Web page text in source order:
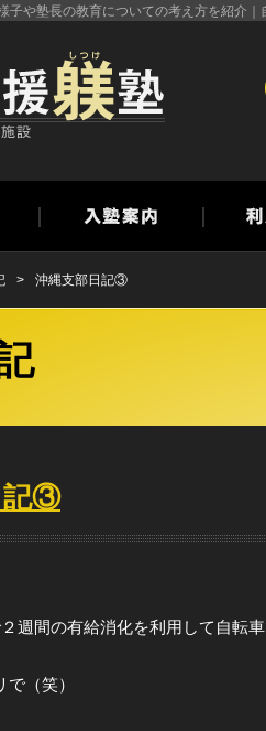
子や塾長の教育についての考え方を紹介｜
沖縄支部日記③
記③
週間の有給消化を利用して自転車
（笑）